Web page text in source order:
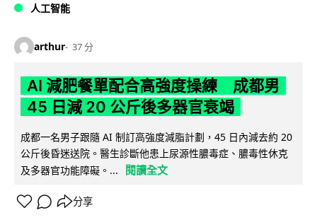
人工智能
arthur 37 分
AI 減肥餐單配合高強度操練 成都男
45 日減 20 公斤後多器官衰竭
成都一名男子跟隨 AI 制訂高強度減脂計劃，45 日內減去約 20
公斤後昏迷送院。醫生診斷他患上尿源性膿毒症、膿毒性休克
及多器官功能障礙。...
閱讀全文
分享